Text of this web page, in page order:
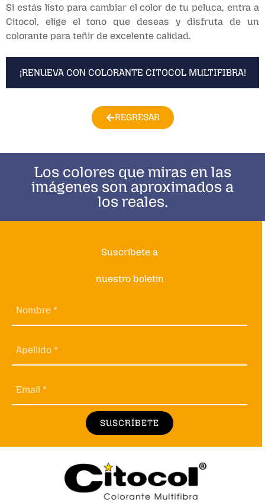
Si estás listo para cambiar el color de tu peluca, entra a
Citocol, elige el tono que deseas y disfruta de un
colorante para teñir de excelente calidad.
¡RENUEVA CON COLORANTE CITOCOL MULTIFIBRA!
REGRESAR
Los colores que miras en las
imágenes son aproximados a
los reales.
Suscríbete a
nuestro boletín
Nombre *
Apellido *
Email *
SUSCRÍBETE